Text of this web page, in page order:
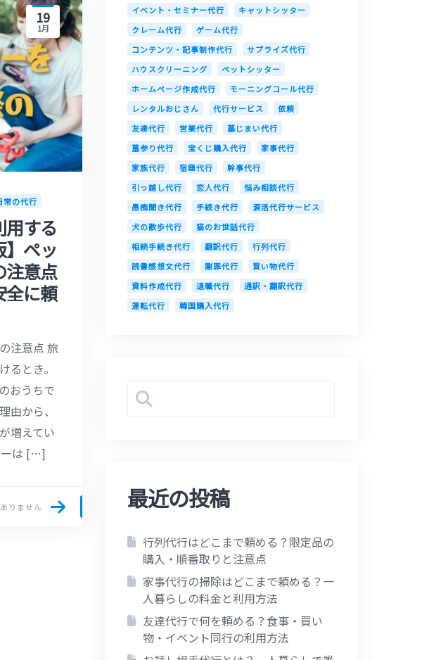
19
1月
常の代行
する
】ペッ
注意点
全に頼
注意点 旅
るとき。
おうちで
由から、
増えてい
ーは […]
りません
イベント・セミナー代行
キャットシッター
クレーム代行
ゲーム代行
コンテンツ・記事制作代行
サプライズ代行
ハウスクリーニング
ペットシッター
ホームページ作成代行
モーニングコール代行
レンタルおじさん
代行サービス
依頼
友達代行
営業代行
墓じまい代行
墓参り代行
宝くじ購入代行
家事代行
家族代行
宿題代行
幹事代行
引っ越し代行
恋人代行
悩み相談代行
愚痴聞き代行
手続き代行
涙活代行サービス
犬の散歩代行
猫のお世話代行
相続手続き代行
翻訳代行
行列代行
読書感想文代行
謝罪代行
買い物代行
資料作成代行
退職代行
通訳・翻訳代行
運転代行
韓国購入代行
最近の投稿
行列代行はどこまで頼める？限定品の
購入・順番取りと注意点
家事代行の掃除はどこまで頼める？一
人暮らしの料金と利用方法
友達代行で何を頼める？食事・買い
物・イベント同行の利用方法